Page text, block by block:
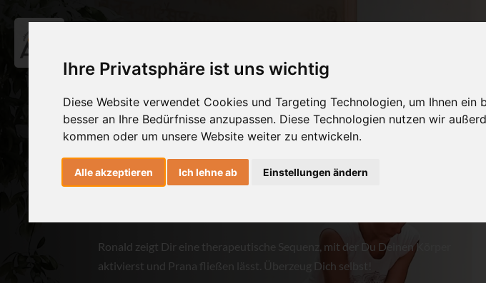
Ihre Privatsphäre ist uns wichtig
Diese Website verwendet Cookies und Targeting Technologien, um Ihnen
besser an Ihre Bedürfnisse anzupassen. Diese Technologien nutzen wir
kommen oder um unsere Website weiter zu entwickeln.
Alle akzeptieren Ich lehne ab Einstellungen ändern
Warm Up Sequenz für den
ganzen Körper
10 min* Dr. Ronald Steiner * Sara Buck
Ronald zeigt Dir eine therapeutische Sequenz, mit der Du Deinen Körper
aktivierst und Prana fließen lässt. Überzeug Dich selbst!